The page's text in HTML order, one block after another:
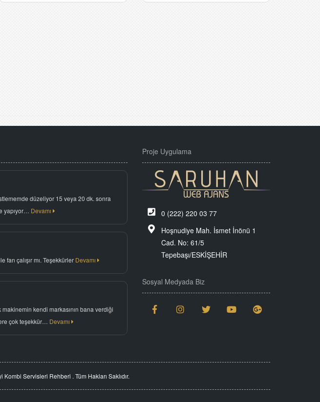
düzeliyor 15 veya 20 dk. sonra
yapıyor… Devamı
fan çalışır mı. Teşekkürler Devamı
kendi markasının bana verdiği
çok teşekkür… Devamı
Proje Uygulama
0 (222) 220 03 77
Hoşnudiye Mah. İsmet İnönü 1
Cad. No: 61/5
Tepebaşı/ESKİŞEHİR
Sosyal Medyada Biz
Servisleri Rehberi . Tüm Hakları Saklıdır.